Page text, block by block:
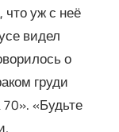
что уж с неё
видел
о
груди
70». «Будьте